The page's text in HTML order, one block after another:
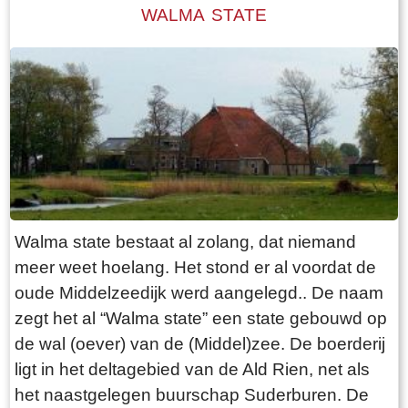
naast de boerderij in de hooiberg opgeslagen.
Het laatste langhuis met de bijbehorende
hooiberg in Fryslân staat, volledig
gerestaureerd, in het dorp Warten. Het is als
museum ingericht ( bouwjaar 1725)
WALMA STATE
Walma state bestaat al zolang, dat niemand
meer weet hoelang. Het stond er al voordat de
oude Middelzeedijk werd aangelegd.. De naam
zegt het al “Walma state” een state gebouwd op
de wal (oever) van de (Middel)zee. De boerderij
ligt in het deltagebied van de Ald Rien, net als
het naastgelegen buurschap Suderburen. De